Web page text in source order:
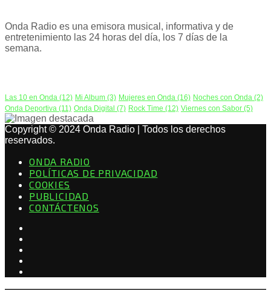
Onda Radio es una emisora musical, informativa y de
entretenimiento las 24 horas del día, los 7 días de la
semana.
Las 10 en Onda (12) Mi Album (3) Mujeres en Onda (16) Noches con Onda (2)
Onda Deportiva (11) Onda Digital (7) Rock Time (12) Viernes con Sabor (5)
Copyright © 2024 Onda Radio | Todos los derechos
reservados.
ONDA RADIO
POLÍTICAS DE PRIVACIDAD
COOKIES
PUBLICIDAD
CONTÁCTENOS